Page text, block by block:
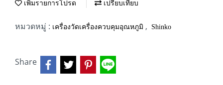
เพิ่มรายการโปรด เปรียบเทียบ
หมวดหมู่ : เครื่องวัดเครื่องควบคุมอุณหภูมิ , Shinko
Share